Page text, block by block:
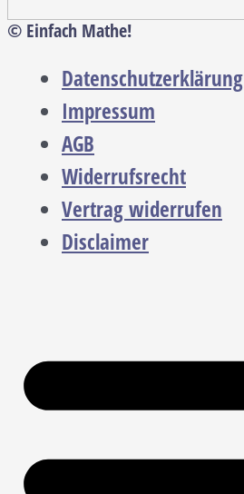
© Einfach Mathe!
Datenschutzerklärung
Impressum
AGB
Widerrufsrecht
Vertrag widerrufen
Disclaimer